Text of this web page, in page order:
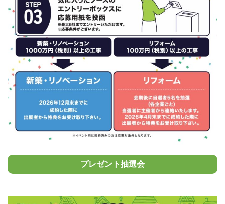
プレゼント抽選会